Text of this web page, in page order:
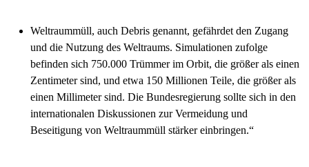
Weltraummüll, auch Debris genannt, gefährdet den Zugang
und die Nutzung des Weltraums. Simulationen zufolge
befinden sich 750.000 Trümmer im Orbit, die größer als einen
Zentimeter sind, und etwa 150 Millionen Teile, die größer als
einen Millimeter sind. Die Bundesregierung sollte sich in den
internationalen Diskussionen zur Vermeidung und
Beseitigung von Weltraummüll stärker einbringen.“